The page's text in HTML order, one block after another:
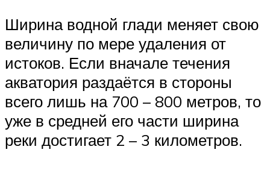
Ширина водной глади меняет свою
величину по мере удаления от
истоков. Если вначале течения
акватория раздаётся в стороны
всего лишь на 700 – 800 метров, то
уже в средней его части ширина
реки достигает 2 – 3 километров.